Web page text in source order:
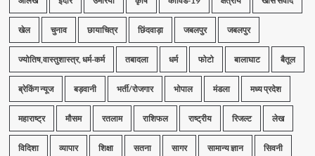
खेल चुनाव छायाचित्र छिंदवाड़ा जबलपुर जबलपुर
ज्योतिष,वास्तुशास्त्र, धर्म-कर्म तबादला धर्म फोटो बालाघाट बैतूल
ब्रेकिंग न्यूज बड़वानी भर्ती/रोजगार भोपाल मंडला मध्य प्रदेश
महाराष्ट्र मौसम रतलाम राशिफल राष्ट्रीय रिजल्ट लेख
विदिशा व्यापार शिक्षा सतना सागर सामान्य ज्ञान सिवनी